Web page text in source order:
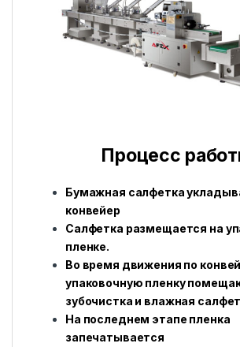
Процесс
Бумажная салфетка
конвейер
Салфетка размещается на
пленке.
Во время движения по
упаковочную пленку
зубочистка и влажная
На последнем этапе пленка
запечатывается